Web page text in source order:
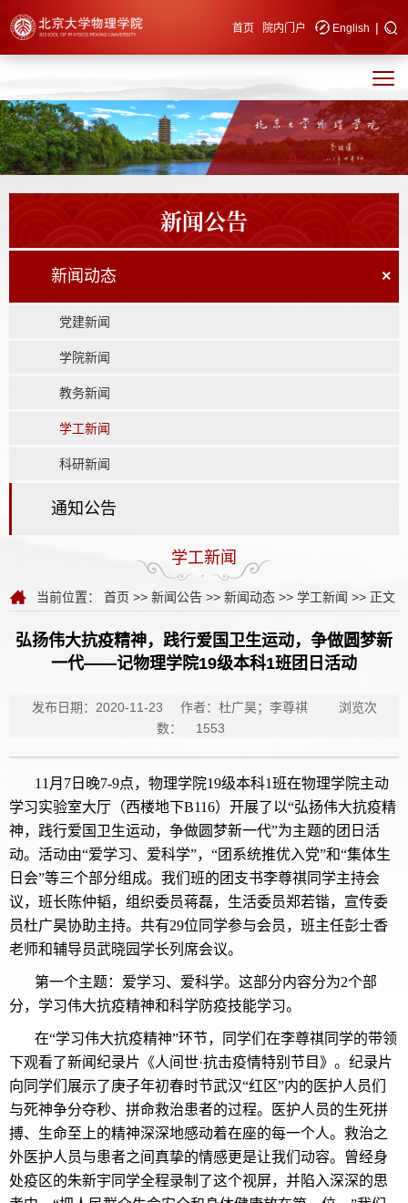
快速导航 首页 院内门户 English |
新闻公告
新闻动态 ×
党建新闻
学院新闻
教务新闻
学工新闻
科研新闻
通知公告
学工新闻
当前位置： 首页 >> 新闻公告 >> 新闻动态 >> 学工新闻 >> 正文
弘扬伟大抗疫精神，践行爱国卫生运动，争做圆梦新
一代——记物理学院19级本科1班团日活动
发布日期：2020-11-23 作者：杜广昊；李尊祺
浏览次
数：
1553
11月7日晚7-9点，物理学院19级本科1班在物理学院主动
学习实验室大厅（西楼地下B116）开展了以“弘扬伟大抗疫精
神，践行爱国卫生运动，争做圆梦新一代”为主题的团日活
动。活动由“爱学习、爱科学”，“团系统推优入党”和“集体生
日会”等三个部分组成。我们班的团支书李尊祺同学主持会
议，班长陈仲韬，组织委员蒋磊，生活委员郑若锴，宣传委
员杜广昊协助主持。共有29位同学参与会员，班主任彭士香
老师和辅导员武晓园学长列席会议。
第一个主题：爱学习、爱科学。这部分内容分为2个部
分，学习伟大抗疫精神和科学防疫技能学习。
在“学习伟大抗疫精神”环节，同学们在李尊祺同学的带领
下观看了新闻纪录片《人间世·抗击疫情特别节目》。纪录片
向同学们展示了庚子年初春时节武汉“红区”内的医护人员们
与死神争分夺秒、拼命救治患者的过程。医护人员的生死拼
搏、生命至上的精神深深地感动着在座的每一个人。救治之
外医护人员与患者之间真挚的情感更是让我们动容。曾经身
处疫区的朱新宇同学全程录制了这个视屏，并陷入深深的思